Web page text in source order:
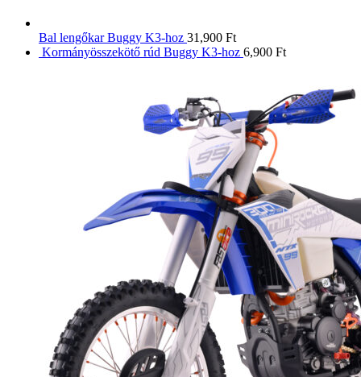
Bal lengőkar Buggy K3-hoz 31,900 Ft
Kormányösszekötő rúd Buggy K3-hoz 6,900 Ft